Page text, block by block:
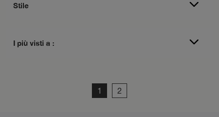
Stile
I più visti a :
1 2